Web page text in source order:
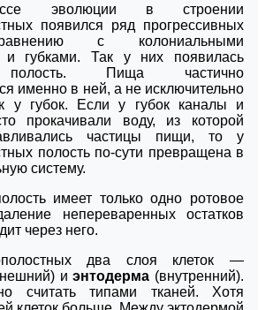
эволюции в строении
появился ряд прогрессивных
с колониальными
и губками. Так у них появилась
полость. Пища частично
именно в ней, а не исключительно
у губок. Если у губок каналы и
прокачивали воду, из которой
частицы пищи, то у
полость по-сути превращена в
систему.
имеет только одно ротовое
непереваренных остатков
через него.
два слоя клеток —
иэнтодерма (внутренний).
считать типами тканей. Хотя